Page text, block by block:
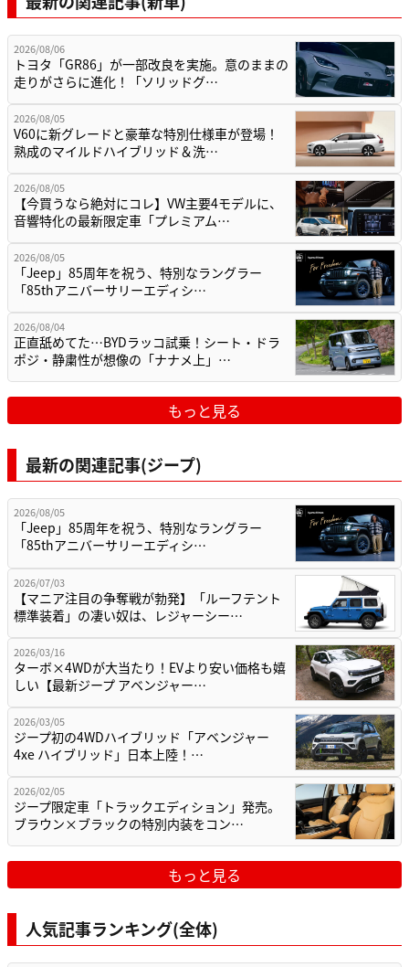
2026/08/06
トヨタ「GR86」が一部改良を実施。意のままの
走りがさらに進化！「ソリッドグ…
2026/08/05
V60に新グレードと豪華な特別仕様車が登場！
熟成のマイルドハイブリッド＆洗…
2026/08/05
【今買うなら絶対にコレ】VW主要4モデルに、
音響特化の最新限定車「プレミアム…
2026/08/05
「Jeep」85周年を祝う、特別なラングラー
「85thアニバーサリーエディシ…
2026/08/04
正直舐めてた…BYDラッコ試乗！シート・ドラ
ポジ・静粛性が想像の「ナナメ上」…
もっと見る
最新の関連記事(ジープ)
2026/08/05
「Jeep」85周年を祝う、特別なラングラー
「85thアニバーサリーエディシ…
2026/07/03
【マニア注目の争奪戦が勃発】「ルーフテント
標準装着」の凄い奴は、レジャーシー…
2026/03/16
ターボ×4WDが大当たり！EVより安い価格も嬉
しい【最新ジープ アベンジャー…
2026/03/05
ジープ初の4WDハイブリッド「アベンジャー
4xe ハイブリッド」日本上陸！…
2026/02/05
ジープ限定車「トラックエディション」発売。
ブラウン×ブラックの特別内装をコン…
もっと見る
人気記事ランキング(全体)